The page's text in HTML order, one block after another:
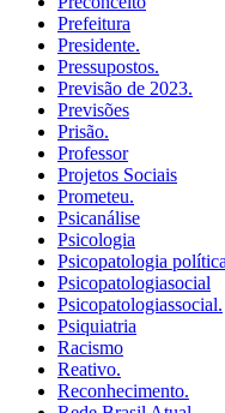
Prefeitura
Presidente.
Pressupostos.
Previsão de 2023.
Previsões
Prisão.
Professor
Projetos Sociais
Prometeu.
Psicanálise
Psicologia
Psicopatologia política
Psicopatologiasocial
Psicopatologiassocial.
Psiquiatria
Racismo
Reativo.
Reconhecimento.